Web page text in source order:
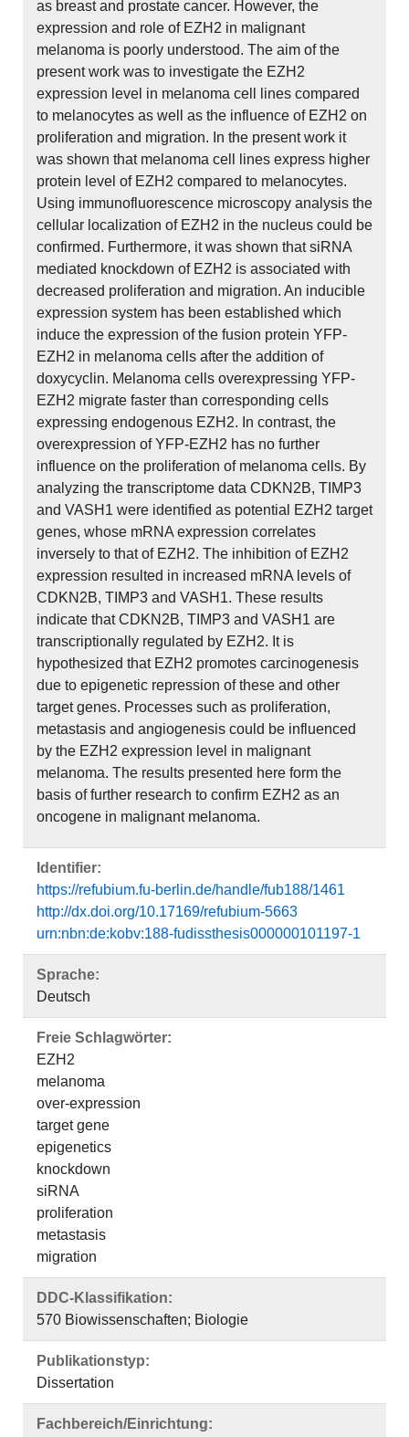
as breast and prostate cancer. However, the
expression and role of EZH2 in malignant
melanoma is poorly understood. The aim of the
present work was to investigate the EZH2
expression level in melanoma cell lines compared
to melanocytes as well as the influence of EZH2 on
proliferation and migration. In the present work it
was shown that melanoma cell lines express higher
protein level of EZH2 compared to melanocytes.
Using immunofluorescence microscopy analysis the
cellular localization of EZH2 in the nucleus could be
confirmed. Furthermore, it was shown that siRNA
mediated knockdown of EZH2 is associated with
decreased proliferation and migration. An inducible
expression system has been established which
induce the expression of the fusion protein YFP-
EZH2 in melanoma cells after the addition of
doxycyclin. Melanoma cells overexpressing YFP-
EZH2 migrate faster than corresponding cells
expressing endogenous EZH2. In contrast, the
overexpression of YFP-EZH2 has no further
influence on the proliferation of melanoma cells. By
analyzing the transcriptome data CDKN2B, TIMP3
and VASH1 were identified as potential EZH2 target
genes, whose mRNA expression correlates
inversely to that of EZH2. The inhibition of EZH2
expression resulted in increased mRNA levels of
CDKN2B, TIMP3 and VASH1. These results
indicate that CDKN2B, TIMP3 and VASH1 are
transcriptionally regulated by EZH2. It is
hypothesized that EZH2 promotes carcinogenesis
due to epigenetic repression of these and other
target genes. Processes such as proliferation,
metastasis and angiogenesis could be influenced
by the EZH2 expression level in malignant
melanoma. The results presented here form the
basis of further research to confirm EZH2 as an
oncogene in malignant melanoma.
Identifier:
https://refubium.fu-berlin.de/handle/fub188/1461
http://dx.doi.org/10.17169/refubium-5663
urn:nbn:de:kobv:188-fudissthesis000000101197-1
Sprache:
Deutsch
Freie Schlagwörter:
EZH2
melanoma
over-expression
target gene
epigenetics
knockdown
siRNA
proliferation
metastasis
migration
DDC-Klassifikation:
570 Biowissenschaften; Biologie
Publikationstyp:
Dissertation
Fachbereich/Einrichtung: